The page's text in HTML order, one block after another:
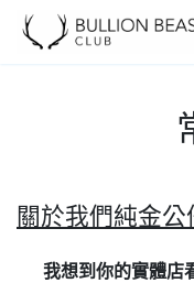
Skip to Content
關於我們純金
我想到你的實體店